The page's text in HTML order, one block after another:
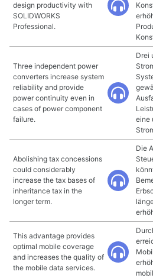
design productivity with
SOLIDWORKS
Professional.
Three independent power
converters increase system
reliability and provide
power continuity even in
cases of power component
failure.
Drei
eine
Abolishing tax concessions
could considerably
increase the tax bases of
inheritance tax in the
longer term.
Die
This advantage provides
optimal mobile coverage
and increases the quality of
the mobile data services.